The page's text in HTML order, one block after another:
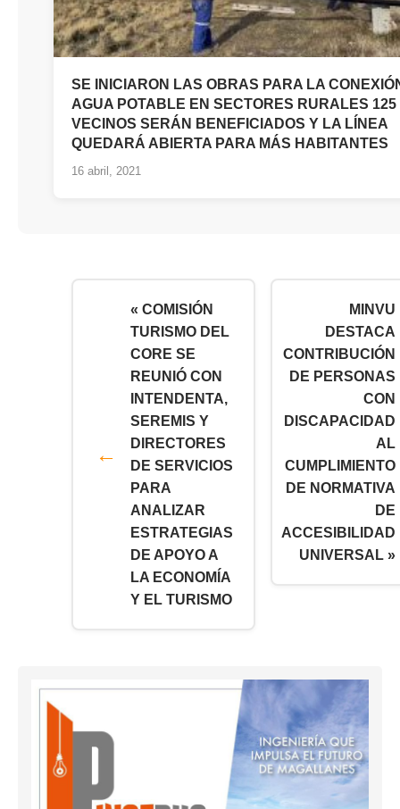
SE INICIARON LAS OBRAS PARA LA
AGUA POTABLE EN SECTORES RURALES 125
VECINOS SERÁN BENEFICIADOS Y LA LÍNEA
QUEDARÁ ABIERTA PARA MÁS HABITANTES
16 abril, 2021
« COMISIÓN
TURISMO DEL
CORE SE
REUNIÓ CON
INTENDENTA,
SEREMIS Y
DIRECTORES
DE SERVICIOS
PARA
ANALIZAR
ESTRATEGIAS
DE APOYO A
LA ECONOMÍA
Y EL TURISMO
MINVU
DESTACA
CONTRIBUCIÓN
DE PERSONAS
CON
DISCAPACIDAD
AL
CUMPLIMIENTO
DE NORMATIVA
DE
ACCESIBILIDAD
UNIVERSAL »